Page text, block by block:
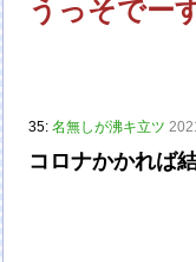
うっそでー
35:名無しが沸キ立ツ
コロナかかれば